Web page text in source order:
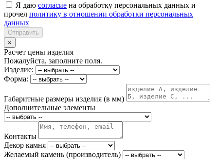
Я даю согласие на обработку персональных данных и
прочел политику в отношении обработки персональных
данных
Отправить
×
Расчет цены изделия
Пожалуйста, заполните поля.
Изделие:
Форма:
Габаритные размеры изделия (в мм)
Дополнительные элементы
Контакты
Декор камня
Желаемый камень (производитель)